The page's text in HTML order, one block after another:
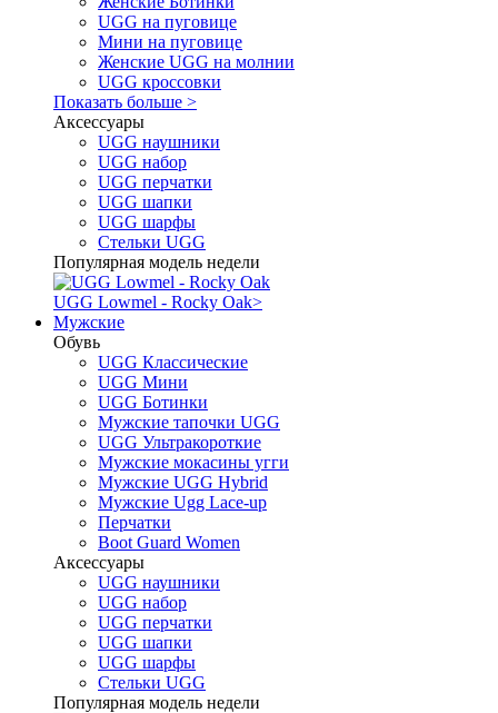
UGG на пуговице
Мини на пуговице
Женские UGG на молнии
UGG кроссовки
Показать больше >
Аксессуары
UGG наушники
UGG набор
UGG перчатки
UGG шапки
UGG шарфы
Стельки UGG
Популярная модель недели
UGG Lowmel - Rocky Oak>
Мужские
Обувь
UGG Классические
UGG Мини
UGG Ботинки
Мужские тапочки UGG
UGG Ультракороткие
Мужские мокасины угги
Мужские UGG Hybrid
Мужские Ugg Lace-up
Перчатки
Boot Guard Women
Аксессуары
UGG наушники
UGG набор
UGG перчатки
UGG шапки
UGG шарфы
Стельки UGG
Популярная модель недели